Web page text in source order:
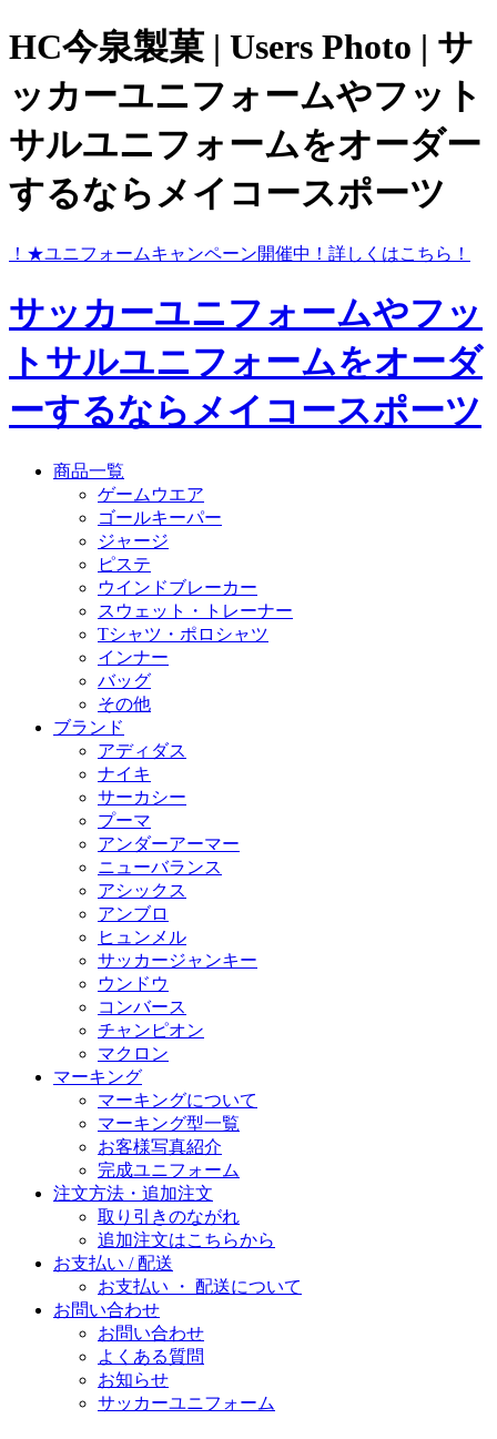
HC今泉製菓 | Users Photo | サ
ッカーユニフォームやフット
サルユニフォームをオーダー
するならメイコースポーツ
★ユニフォームキャンペーン開催中！ 詳しくはこちら！
サッカーユニフォームやフッ
トサルユニフォームをオーダ
ーするならメイコースポーツ
商品一覧
ゲームウエア
ゴールキーパー
ジャージ
ピステ
ウインドブレーカー
スウェット・トレーナー
Tシャツ・ポロシャツ
インナー
バッグ
その他
ブランド
アディダス
ナイキ
サーカシー
プーマ
アンダーアーマー
ニューバランス
アシックス
アンブロ
ヒュンメル
サッカージャンキー
ウンドウ
コンバース
チャンピオン
マクロン
マーキング
マーキングについて
マーキング型一覧
お客様写真紹介
完成ユニフォーム
注文方法・追加注文
取り引きのながれ
追加注文はこちらから
お支払い / 配送
お支払い ・ 配送について
お問い合わせ
お問い合わせ
よくある質問
お知らせ
サッカーユニフォーム